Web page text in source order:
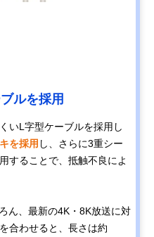
ルを採用
いL字型ケーブルを採用し
を採用 し、さらに3重シー
することで、抵触不良によ
ん、最新の4K・8K放送に対
合わせると、長さは約